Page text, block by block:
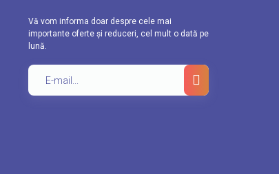
Vă vom informa doar despre cele mai
importante oferte și reduceri, cel mult o dată pe
lună.